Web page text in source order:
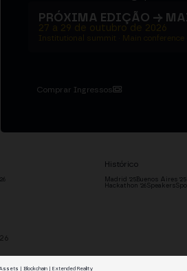
PRÓXIMA EDIÇÃO →
27 a 29 de outubro de 2026
Institutional summit · Main conference
Comprar Ingressos
Histórico
Madrid '25Buenos Aires '25
Hackathon '26 Speakers
| Blockchain | Extended Reality